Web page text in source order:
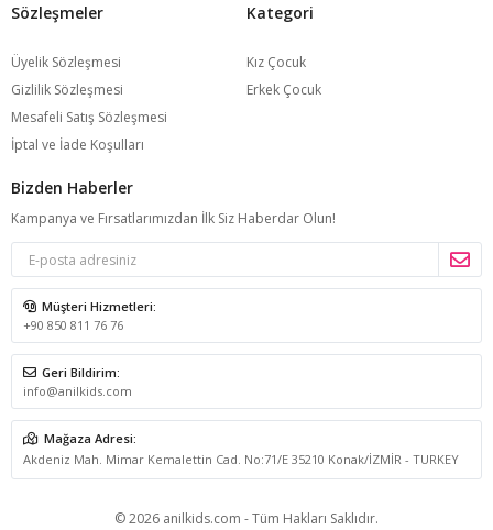
Sözleşmeler
Üyelik Sözleşmesi
Gizlilik Sözleşmesi
Mesafeli Satış Sözleşmesi
İptal ve İade Koşulları
Kategori
Kız Çocuk
Erkek Çocuk
Bizden Haberler
Kampanya ve Fırsatlarımızdan İlk Siz Haberdar Olun!
Müşteri Hizmetleri:
+90 850 811 76 76
Geri Bildirim:
info@anilkids.com
Mağaza Adresi:
Akdeniz Mah. Mimar Kemalettin Cad. No:71/E 35210 Konak/İZMİR - TURKEY
© 2026 anilkids.com - Tüm Hakları Saklıdır.